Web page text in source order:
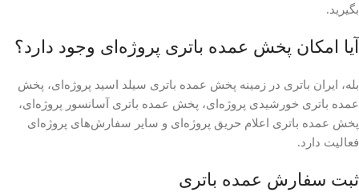
بگیرید.
آیا امکان پخش عمده باتری پروژه‌ای وجود دارد؟
بله، ایران باتری در زمینه پخش عمده باتری سیلد اسید پروژه‌ای، پخش
عمده باتری خورشیدی پروژه‌ای، پخش عمده باتری آسانسور پروژه‌ای،
پخش عمده باتری اعلام حریق پروژه‌ای و سایر سفارش‌های پروژه‌ای
فعالیت دارد.
ثبت سفارش عمده باتری